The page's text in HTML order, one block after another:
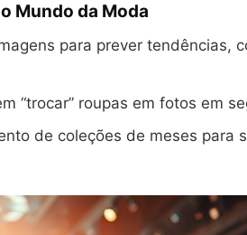
Mundo da Moda
para prever tendências,
“trocar” roupas em fotos em
de coleções de meses para